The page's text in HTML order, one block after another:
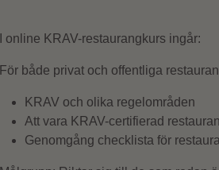
I online KRAV-restaurangkurs ingår:
För både privat och offentliga
KRAV och olika regelområden
Att vara KRAV-certifierad
Genomgång checklista för